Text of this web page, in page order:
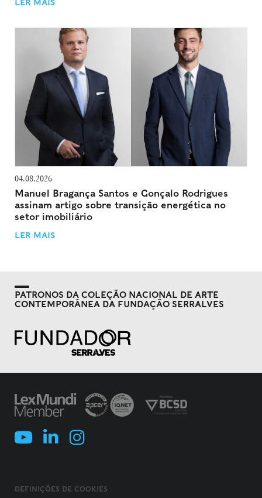
LER MAIS
04.08.2026
Manuel Bragança Santos e Gonçalo Rodrigues
assinam artigo sobre transição energética no
setor imobiliário
LER MAIS
PATRONOS DA COLEÇÃO NACIONAL DE ARTE
CONTEMPORÂNEA DA FUNDAÇÃO SERRALVES
DEFINIÇÕES DE COOKIES